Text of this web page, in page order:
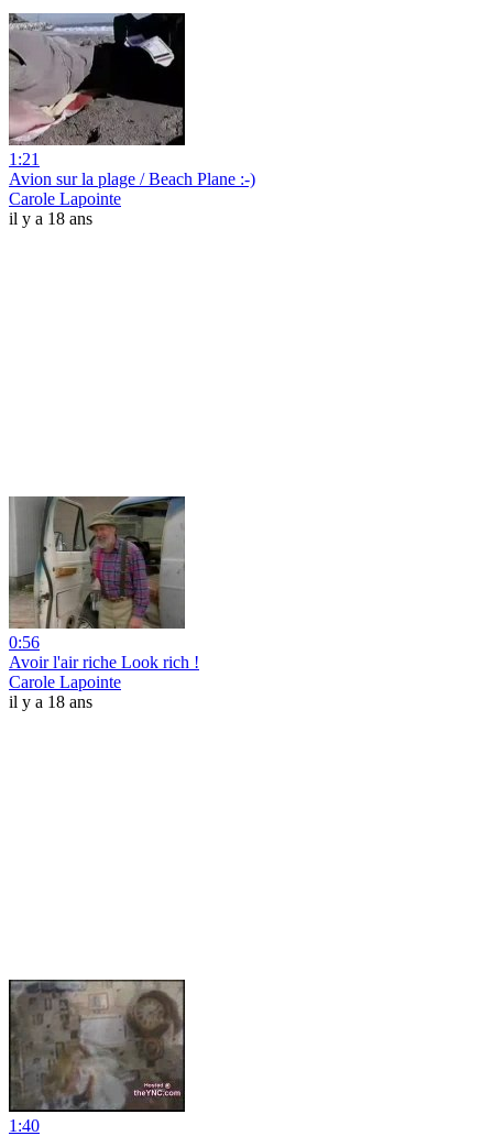
1:21
Avion sur la plage / Beach Plane :-)
Carole Lapointe
il y a 18 ans
0:56
Avoir l'air riche Look rich !
Carole Lapointe
il y a 18 ans
1:40